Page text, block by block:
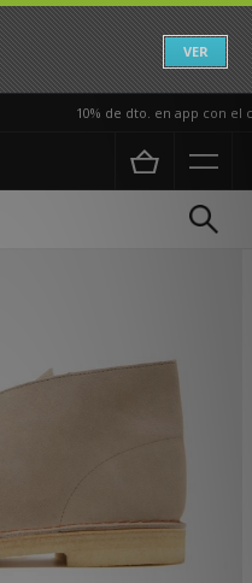
VER
10% de dto. en app con el